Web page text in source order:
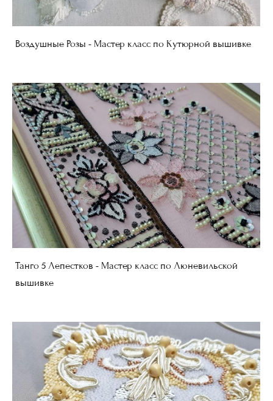
Воздушные Розы - Мастер класс по Кутюрной вышивке
Танго 5 Лепестков - Мастер класс по Люневильской
вышивке